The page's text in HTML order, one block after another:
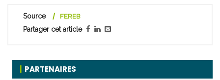
Source FEREB
Partager cet article
PARTENAIRES